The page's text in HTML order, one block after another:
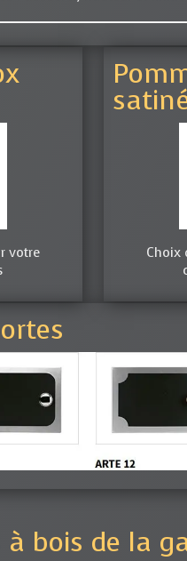
votre
Choix
à bois de la